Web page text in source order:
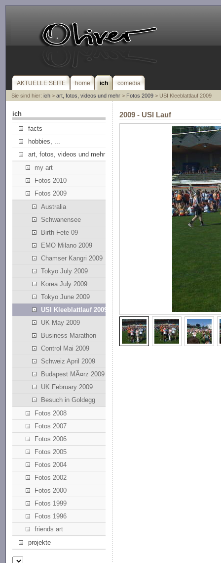
AKTUELLE SEITE home ich comedia
Sie sind hier: ich> art, fotos, videos und mehr> Fotos 2009> USI Kleeblattlauf 2009
ich
facts
hobbies, ...
art, fotos, videos und mehr
my art
Fotos 2010
Fotos 2009
Australia
Schwanensee
Birth Fete 09
EMO Milano 2009
Chamser Kangri 2009
Tokyo July 2009
Korea July 2009
Tokyo June 2009
USI Kleeblattlauf 2009
UK May 2009
Business Marathon
Control Mai 2009
Schweiz April 2009
Budapest MÃ¤rz 2009
UK February 2009
Besuch in Goldegg
Fotos 2008
Fotos 2007
Fotos 2006
Fotos 2005
Fotos 2004
Fotos 2002
Fotos 2000
Fotos 1999
Fotos 1996
friends art
projekte
2009 - USI Lauf